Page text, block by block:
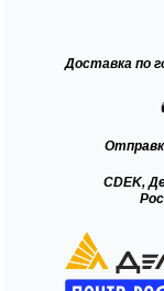
Доставкапо
CDEK,